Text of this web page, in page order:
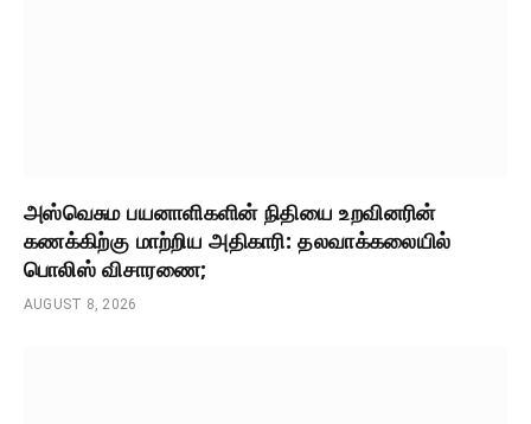
அஸ்வெசும பயனாளிகளின் நிதியை உறவினரின்
கணக்கிற்கு மாற்றிய அதிகாரி: தலவாக்கலையில்
பொலிஸ் விசாரணை;
AUGUST 8, 2026